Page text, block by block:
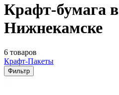
Крафт-бумага в
Нижнекамске
6 товаров
Крафт-Пакеты
Фильтр